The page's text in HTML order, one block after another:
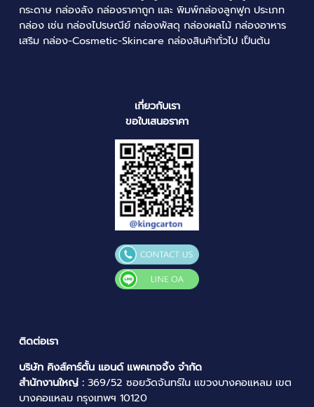
กระดาษ กล่องลัง กล่องราคาถูกและ พิมพ์กล่องลูกฟูกประเภท
กล่อง เช่น กล่องไปรษณีย์ กล่องพัสดุ กล่องผลไม้กล่องอาหาร
เสริม กล่อง-Cosmetic-Skincare กล่องสินค้าทั่วไป เป็นต้น
เกี่ยวกับเรา
ขอใบเสนอราคา
ติดต่อเรา
บริษัท คิงส์คาร์ตั้น แอนด์ แพคเกจจิ้ง จำกัด
สำนักงานใหญ่ :369/52 ซอยวัดจันทร์ใน แขวงบางคอแหลม เขต
บางคอแหลม กรุงเทพฯ 10120